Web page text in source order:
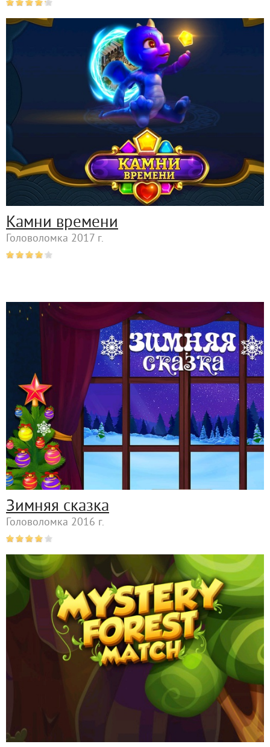
Камни времени
Головоломка 2017 г.
Зимняя сказка
Головоломка 2016 г.